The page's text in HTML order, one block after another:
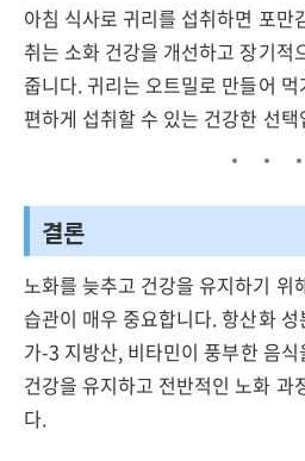
아침 식사로 귀리를 섭취하면 포만
취는 소화 건강을 개선하고 장기적
줍니다. 귀리는 오트밀로 만들어
편하게 섭취할 수 있는 건강한 선택
결론
노화를 늦추고 건강을 유지하기 위
습관이 매우 중요합니다. 항산화
가-3 지방산, 비타민이 풍부한 음
건강을 유지하고 전반적인 노화 과
다.